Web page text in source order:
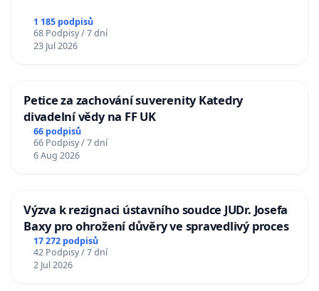
1 185 podpisů
68 Podpisy / 7 dní
23 Jul 2026
Petice za zachování suverenity Katedry
divadelní vědy na FF UK
66 podpisů
66 Podpisy / 7 dní
6 Aug 2026
Výzva k rezignaci ústavního soudce JUDr. Josefa
Baxy pro ohrožení důvěry ve spravedlivý proces
17 272 podpisů
42 Podpisy / 7 dní
2 Jul 2026